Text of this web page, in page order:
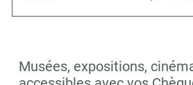
Musées, expositions,